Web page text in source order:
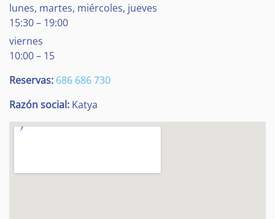
lunes, martes, miércoles, jueves
15:30 – 19:00
viernes
10:00 – 15
Reservas: 686 686 730
Razón social: Katya